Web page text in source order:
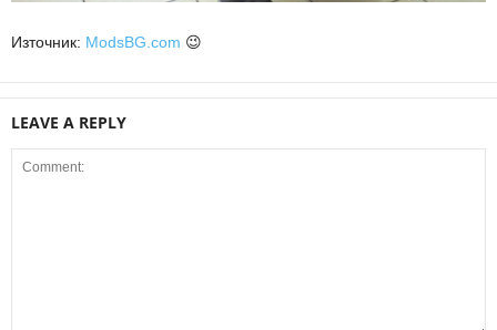
Източник: ModsBG.com 😉
LEAVE A REPLY